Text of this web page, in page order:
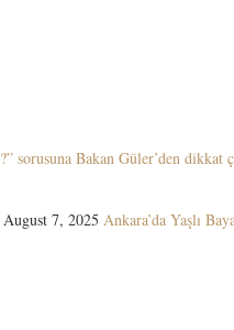
sorusuna Bakan Güler’den dikkat
August 7, 2025 Ankara’da Yaşlı